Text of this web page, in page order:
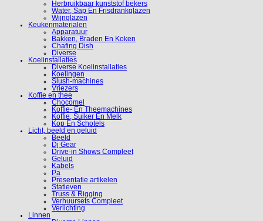
Herbruikbaar kunststof bekers
Water, Sap En Frisdrankglazen
Wijnglazen
Keukenmaterialen
Apparatuur
Bakken, Braden En Koken
Chafing Dish
Diverse
Koelinstallaties
Diverse Koelinstallaties
Koelingen
Slush-machines
Vriezers
Koffie en thee
Chocomel
Koffie- En Theemachines
Koffie, Suiker En Melk
Kop En Schotels
Licht, beeld en geluid
Beeld
Dj Gear
Drive-in Shows Compleet
Geluid
Kabels
Pa
Presentatie artikelen
Statieven
Truss & Rigging
Verhuursets Compleet
Verlichting
Linnen